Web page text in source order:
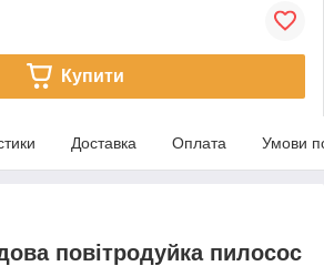
Купити
Доставка Оплата Умови
повітродуйка пилосос